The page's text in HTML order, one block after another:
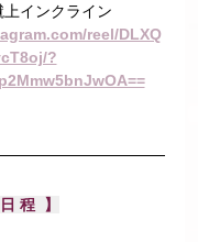
インクライン
reel/DLXQ
?
日 程  】